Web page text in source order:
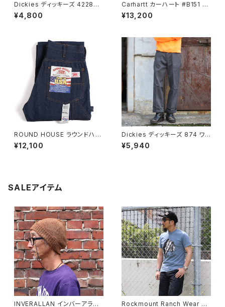
Dickies ディッキーズ 42283
ミリタリーカーキ ルーズフィット
フロント ワークショーツ 13inch
¥4,800
Carhartt カーハート #B151 キ
ャンバスワークパンツ CANVAS
UTILITY WORK PANT ワー
¥13,200
ROUND HOUSE ラウンドハウ
ス #101 デニム ストレート ペイ
ンターパンツ
¥12,100
Dickies ディッキーズ 874 ワ
ークパンツ チャコールグレー O
riginal Work Pants
¥5,940
SALEアイテム
INVERALLAN インバーアラン 1 Rockmount Ranch Wear ロ